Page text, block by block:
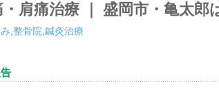
肩痛治療 ｜ 盛岡市・亀太郎
整骨院 鍼灸治療